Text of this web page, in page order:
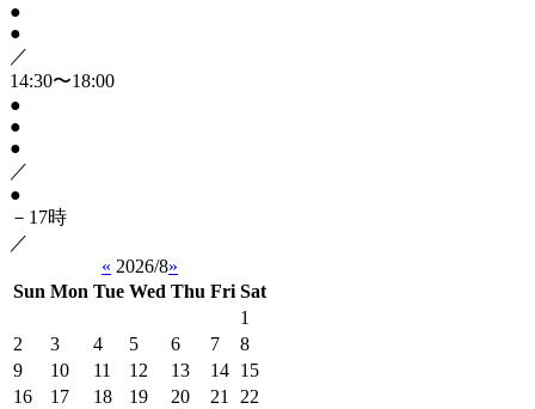
●
●
／
14:30〜18:00
●
●
●
／
●
－17時
／
« 2026/8»
Sun Mon Tue Wed Thu Fri Sat
1
2
3 4 5 6 7
8
9
10 11 12 13 14 15
16
17 18 19 20 21
22